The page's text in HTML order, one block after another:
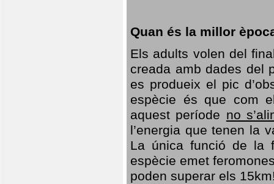
Quan és la millor
Els adults volen del
creada amb dades del
es produeix el pic
espècie és que com
aquest període no
l’energia que tenen la
La única funció de la
espècie emet
poden superar els